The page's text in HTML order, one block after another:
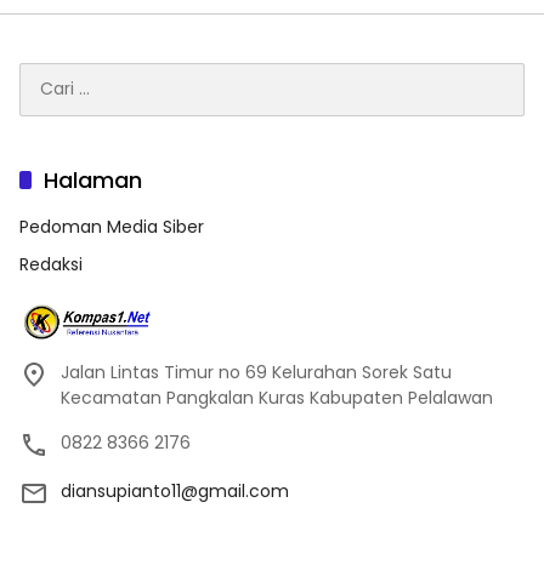
untuk:
Halaman
Pedoman Media Siber
Redaksi
Jalan Lintas Timur no 69 Kelurahan Sorek Satu
Kecamatan Pangkalan Kuras Kabupaten Pelalawan
0822 8366 2176
diansupianto11@gmail.com